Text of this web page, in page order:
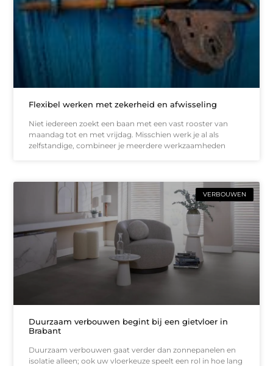
Flexibel werken met zekerheid en afwisseling
Niet iedereen zoekt een baan met een vast rooster van
maandag tot en met vrijdag. Misschien werk je al als
zelfstandige, combineer je meerdere werkzaamheden
VERBOUWEN
Duurzaam verbouwen begint bij een gietvloer in
Brabant
Duurzaam verbouwen gaat verder dan zonnepanelen en
isolatie alleen; ook uw vloerkeuze speelt een rol in hoe lang